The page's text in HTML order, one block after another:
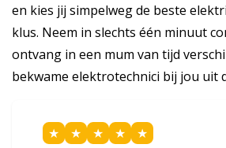
en kies jij simpelweg de beste
klus. Neem in slechts één minuut
ontvang in een mum van tijd
bekwame elektrotechnici bij jou uit
★ ★ ★ ★ ★